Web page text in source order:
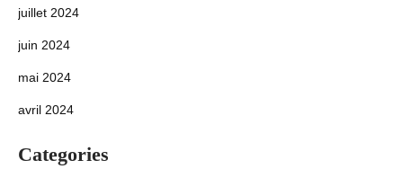
juillet 2024
juin 2024
mai 2024
avril 2024
Categories